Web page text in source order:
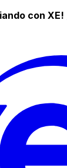
con XE!